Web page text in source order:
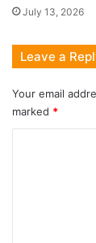
July 13, 2026
Leave a
Your email
marked *